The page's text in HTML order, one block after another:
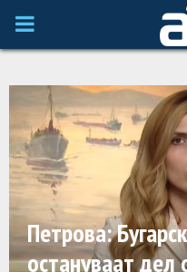
P
M
AПетрова:
остануваат дел